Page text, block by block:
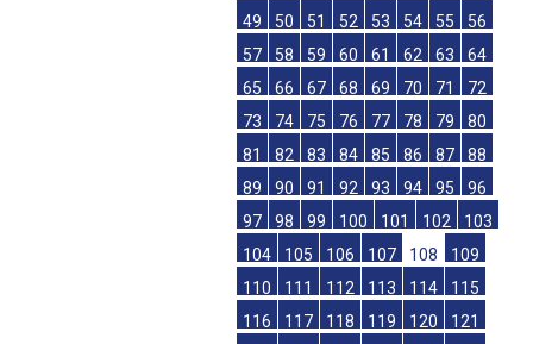
49
50 51 52 53 54 55
56
57
58 59 60 61 62 63
64
65
66 67 68 69 70 71
72
73
74 75 76 77 78 79
80
81
82 83 84 85 86 87
88
89
90 91 92 93 94 95
96
97
98 99 100 101 102
103
104
105 106 107 108
109
110
111 112 113 114
115
116
117 118 119 120
121